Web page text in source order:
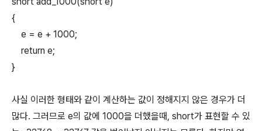
{
e = e + 1000;
return e;
}
사실 이러한 형태와 같이 계산하는 값이 정해지지 않은 경우가 더
많다. 그러므로 e의 값에 1000을 더했을때, short가 표현할 수 있